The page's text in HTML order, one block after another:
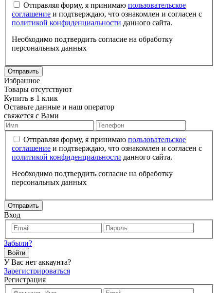
Отправляя форму, я принимаю пользовательское
соглашение и подтверждаю, что ознакомлен и согласен с
политикой конфиденциальности данного сайта.
Необходимо подтвердить согласие на обработку
персональных данных
Отправить
Избранное
Товары отсутствуют
Купить в 1 клик
Оставьте данные и наш оператор
свяжется с Вами
Отправляя форму, я принимаю пользовательское
соглашение и подтверждаю, что ознакомлен и согласен с
политикой конфиденциальности данного сайта.
Необходимо подтвердить согласие на обработку
персональных данных
Отправить
Вход
Забыли?
Войти
У Вас нет аккаунта?
Зарегистрироваться
Регистрация